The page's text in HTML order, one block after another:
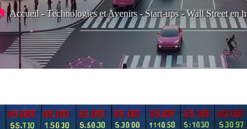
Accueil - Technologies et Avenirs - Start-ups - Wall Street en